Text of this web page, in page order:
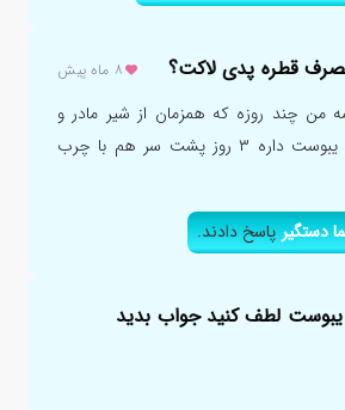
قطره پدی لاکت؟ ۸ ماه پیش
من چند روزه که همزمان از شیر مادر و
شیرخشک میخوره، یبوست داره ۳ روز پشت سر هم با چرب
دستگیرپاسخ دادند.
لطف کنید جواب بدید